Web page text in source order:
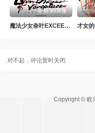
更新第06集
魔法少女奈叶EXCEEDS Gun Blaze Vengeance
对不起，评论暂时关闭
Copyright © 欧